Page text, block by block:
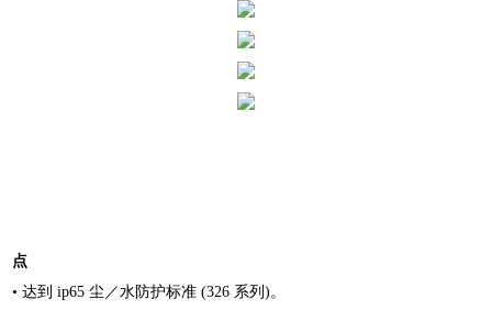
点
• 达到 ip65 尘／水防护标准 (326 系列)。